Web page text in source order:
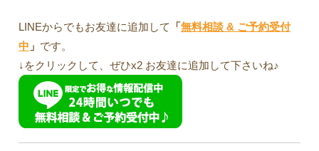
LINEからでもお友達に追加して 「無料相談 & ご予約受付
中 」 です。
↓をクリックして、ぜひx2 お友達に追加して下さいね♪